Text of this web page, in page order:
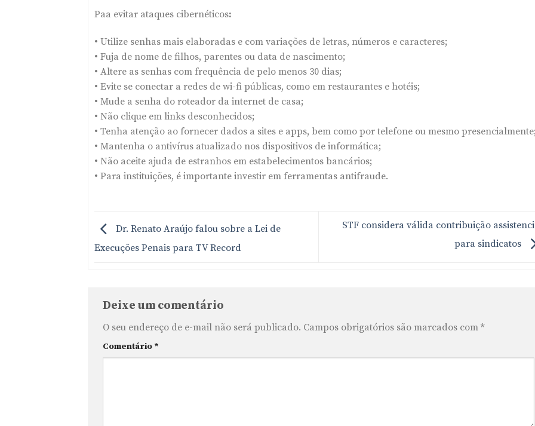
Paa evitar ataques cibernéticos:
• Utilize senhas mais elaboradas e com variações de letras, números e caracteres;
• Fuja de nome de filhos, parentes ou data de nascimento;
• Altere as senhas com frequência de pelo menos 30 dias;
• Evite se conectar a redes de wi-fi públicas, como em restaurantes e hotéis;
• Mude a senha do roteador da internet de casa;
• Não clique em links desconhecidos;
• Tenha atenção ao fornecer dados a sites e apps, bem como por telefone ou mesmo
• Mantenha o antivírus atualizado nos dispositivos de informática;
• Não aceite ajuda de estranhos em estabelecimentos bancários;
• Para instituições, é importante investir em ferramentas antifraude.
Dr. Renato Araújo falou sobre a Lei de
Execuções Penais para TV Record
STF considera válida contribuição
para sindicatos
Deixe um comentário
O seu endereço de e-mail não será publicado. Campos obrigatórios são marcados com *
Comentário *